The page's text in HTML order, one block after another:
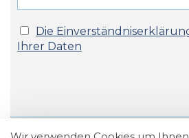
Die
Ihrer Daten